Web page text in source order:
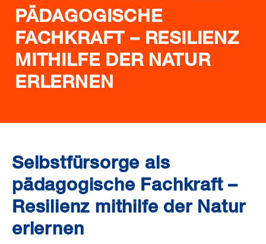
PÄDAGOGISCHE
FACHKRAFT – RESILIENZ
MITHILFE DER NATUR
ERLERNEN
Selbstfürsorge als
pädagogische Fachkraft –
Resilienz mithilfe der Natur
erlernen